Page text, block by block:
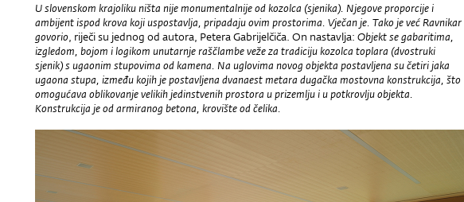
U slovenskom krajoliku ništa nije monumentalnije od kozolca (sjenika). Njegove proporcije i
ambijent ispod krova koji uspostavlja, pripadaju ovim prostorima. Vječan je. Tako je već Ravnikar
govorio, riječi su jednog od autora, Petera Gabrijelčiča. On nastavlja: Objekt se gabaritima,
izgledom, bojom i logikom unutarnje raščlambe veže za tradiciju kozolca toplara (dvostruki
sjenik) s ugaonim stupovima od kamena. Na uglovima novog objekta postavljena su četiri jaka
ugaona stupa, između kojih je postavljena dvanaest metara dugačka mostovna konstrukcija, što
omogućava oblikovanje velikih jedinstvenih prostora u prizemlju i u potkrovlju objekta.
Konstrukcija je od armiranog betona, krovište od čelika.